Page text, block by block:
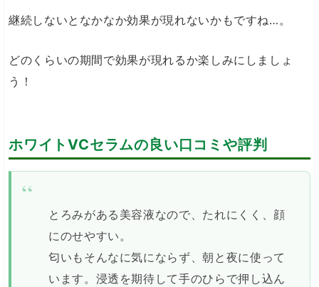
継続しないとなかなか効果が現れないかもですね…。
どのくらいの期間で効果が現れるか楽しみにしましょ
う！
ホワイトVCセラムの良い口コミや評判
とろみがある美容液なので、たれにくく、顔
にのせやすい。
匂いもそんなに気にならず、朝と夜に使って
います。浸透を期待して手のひらで押し込ん